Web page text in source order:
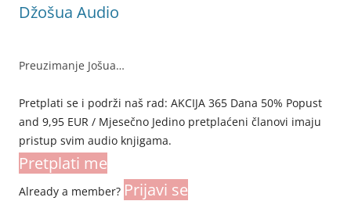
Džošua Audio
Preuzimanje Jošua…
Pretplati se i podrži naš rad: AKCIJA 365 Dana 50% Popust
and 9,95 EUR / Mjesečno Jedino pretplaćeni članovi imaju
pristup svim audio knjigama.
Pretplati me
Already a member? Prijavi se